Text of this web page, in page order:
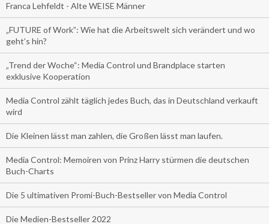
Franca Lehfeldt - Alte WEISE Männer
„FUTURE of Work”: Wie hat die Arbeitswelt sich verändert und wo
geht’s hin?
„Trend der Woche“: Media Control und Brandplace starten
exklusive Kooperation
Media Control zählt täglich jedes Buch, das in Deutschland verkauft
wird
Die Kleinen lässt man zahlen, die Großen lässt man laufen.
Media Control: Memoiren von Prinz Harry stürmen die deutschen
Buch-Charts
Die 5 ultimativen Promi-Buch-Bestseller von Media Control
Die Medien-Bestseller 2022